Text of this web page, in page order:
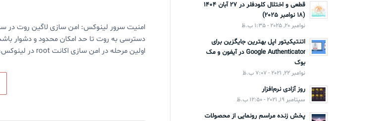
اولین مرحله در امن سازی اکانت root در لینوکس، […]
قطعی و اختلال کلودفلر در 27 آبان 1404
(18 نوامبر 2025)
نوامبر 20, 2025 - 1:35 ب.ظ
اتنتیکیتور اپل بهترین جایگزین برای
Google Authenticator در آیفون و مک
بوک
نوامبر 22, 2021 - 7:07 ب.ظ
روز آزادی نرم‌افزار
سپتامبر 19, 2021 - 12:50 ب.ظ
پخش زنده مراسم رونمایی از محصولات